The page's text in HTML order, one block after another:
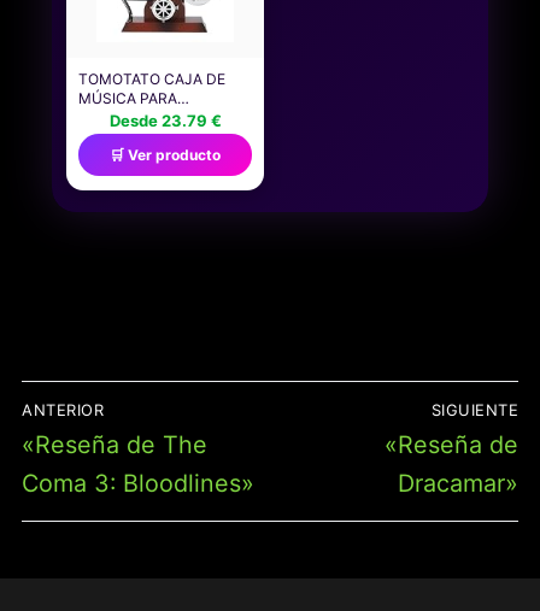
TOMOTATO CAJA DE
MÚSICA PARA
PROYECTOR DE
PELÍCULAS, CAJA DE
MÚSICA DE CUERDA
ARTESANAL ANTIGUA
VINTAGE DECORACIÓN
DE CAJA DE MÚSICA
Desde 23.79 €
🛒 Ver producto
DE
ENTRADAS
ANTERIOR
Entrada
anterior:
«Reseña de The
Coma 3: Bloodlines»
SIGUIENTE
Entrada
siguiente:
«Reseña de
Dracamar»